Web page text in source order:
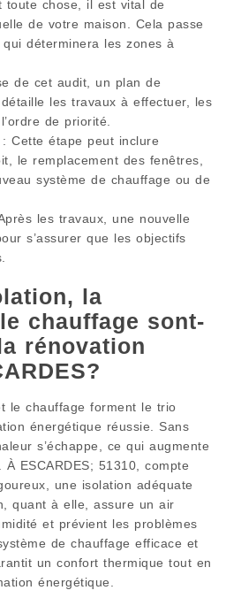
toute chose, il est vital de
de votre maison. Cela passe
déterminera les zones à
de cet audit, un plan de
les travaux à effectuer, les
de priorité.
: Cette étape peut inclure
le remplacement des fenêtres,
système de chauffage ou de
les travaux, une nouvelle
s’assurer que les objectifs
la
chauffage sont-
rénovation
le chauffage forment le trio
énergétique réussie. Sans
s’échappe, ce qui augmente
ESCARDES; 51310, compte
une isolation adéquate
quant à elle, assure un air
et prévient les problèmes
de chauffage efficace et
un confort thermique tout en
énergétique.